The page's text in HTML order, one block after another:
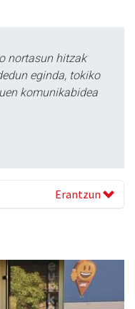
nortasun hitzak
eginda, tokiko
komunikabidea
Erantzun